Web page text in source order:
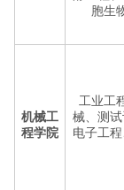
胞生
机械工
程学院
工业工
械、测
电子工